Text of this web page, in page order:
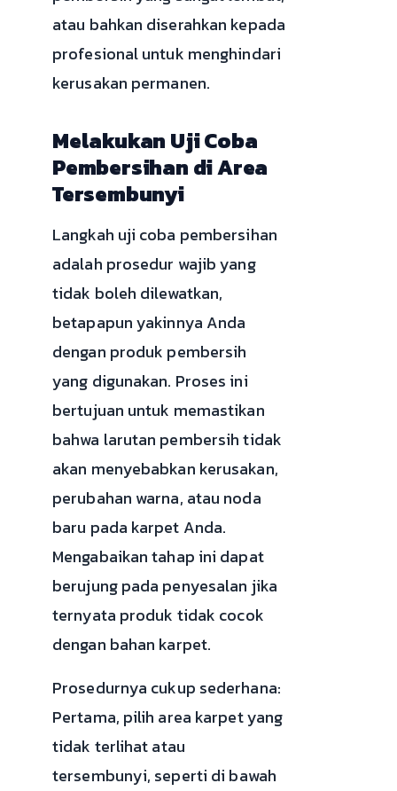
atau bahkan diserahkan kepada
profesional untuk menghindari
kerusakan permanen.
Melakukan Uji Coba
Pembersihan di Area
Tersembunyi
Langkah uji coba pembersihan
adalah prosedur wajib yang
tidak boleh dilewatkan,
betapapun yakinnya Anda
dengan produk pembersih
yang digunakan. Proses ini
bertujuan untuk memastikan
bahwa larutan pembersih tidak
akan menyebabkan kerusakan,
perubahan warna, atau noda
baru pada karpet Anda.
Mengabaikan tahap ini dapat
berujung pada penyesalan jika
ternyata produk tidak cocok
dengan bahan karpet.
Prosedurnya cukup sederhana:
Pertama, pilih area karpet yang
tidak terlihat atau
tersembunyi, seperti di bawah